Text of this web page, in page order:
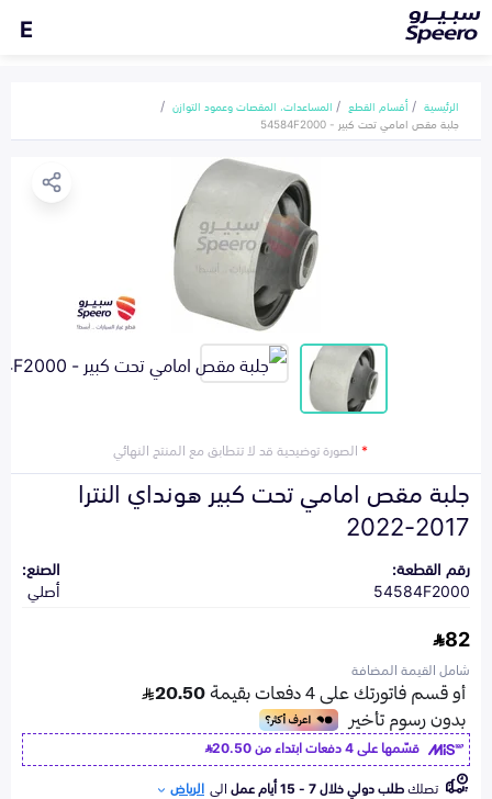
E
الرئيسية أقسام القطع
المساعدات، المقصات وعمود التوازن
جلبة مقص امامي تحت كبير - 54584F2000
*الصورة توضيحية قد لا تتطابق مع المنتج النهائي
جلبة مقص امامي تحت كبير هونداي النترا
2017-2022
رقم القطعة:
54584F2000
الصنع:
أصلي
82
شامل القيمة المضافة
قسّمها على 4 دفعات ابتداء من
20.50
تصلكطلب دولي خلال 7 - 15 أيام عمل الى الرياض